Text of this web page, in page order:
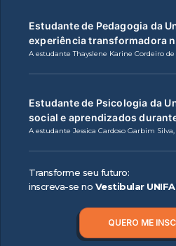
Estudante de Pedagogia da
experiência transformadora
A estudante Thayslene Karine Cordeiro de
Estudante de Psicologia da
social e aprendizados
A estudante Jessica Cardoso Garbim Silva,
Transforme seu futuro:
inscreva-se no Vestibular
QUERO ME